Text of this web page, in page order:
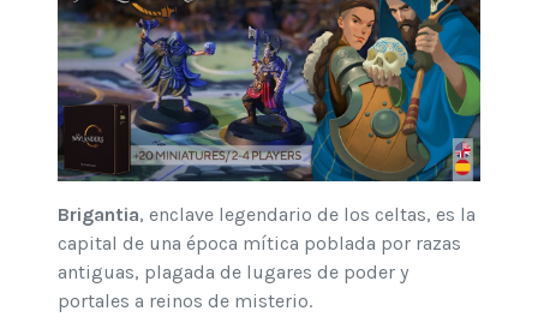
Brigantia, enclave legendario de los celtas, es la
capital de una época mítica poblada por razas
antiguas, plagada de lugares de poder y
portales a reinos de misterio.